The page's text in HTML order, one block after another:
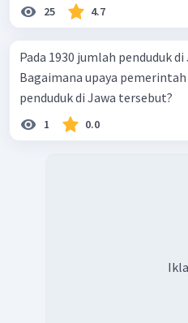
25 4.7
Pada 1930 jumlah penduduk
Bagaimana upaya
penduduk di Jawa tersebut?
1 0.0